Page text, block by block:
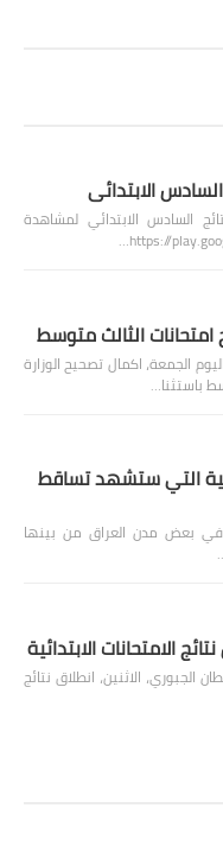
الابتدائي
السادس الابتدائي لمشاهدة
امتحانات الثالث متوسط
الجمعة، اكمال تصحيح الوزارة
باستثنا…
التي ستشهد تساقط
في بعض مدن العراق من بينها
الامتحانات الابتدائية
الجبوري، الاثنين، انطلاق نتائج